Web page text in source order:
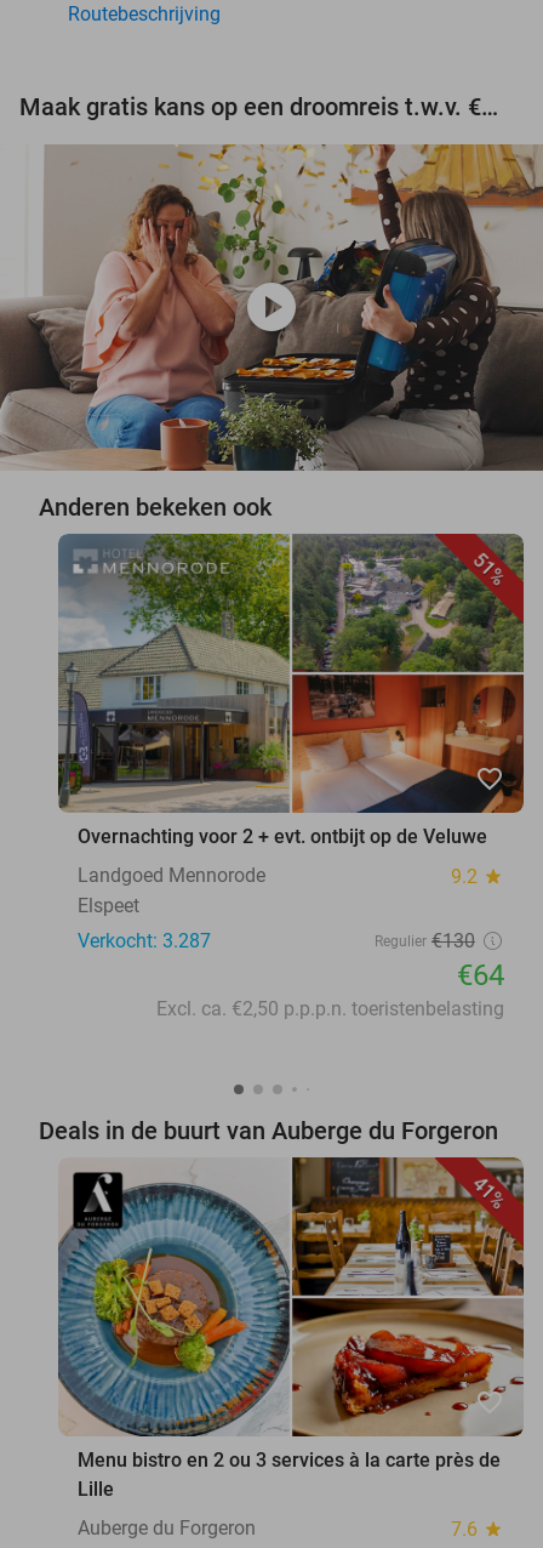
Routebeschrijving
Maak gratis kans op een droomreis t.w.v. €3.000!
play_circle
Anderen bekeken ook
51%
favorite_border
Overnachting voor 2 + evt. ontbijt op de Veluwe
Landgoed Mennorode
9.2 star
Elspeet
Verkocht: 3.287
Regulier €130
€64
Excl. ca. €2,50 p.p.p.n. toeristenbelasting
Deals in de buurt van Auberge du Forgeron
41%
favorite_border
Menu bistro en 2 ou 3 services à la carte près de
Lille
Auberge du Forgeron
7.6 star